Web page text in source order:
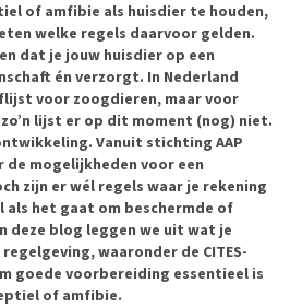
of amfibie als huisdier te houden,
welke regels daarvoor gelden.
dat je jouw huisdier op een
én verzorgt. In Nederland
voor zoogdieren, maar voor
lijst er op dit moment (nog) niet.
Vanuit stichting AAP
mogelijkheden voor een
zijn er wél regels waar je rekening
als het gaat om beschermde of
deze blog leggen we uit wat je
waaronder de CITES-
goede voorbereiding essentieel is
of amfibie.